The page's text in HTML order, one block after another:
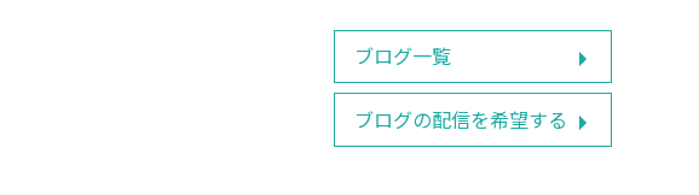
ブログ一覧
ブログの配信を希望する